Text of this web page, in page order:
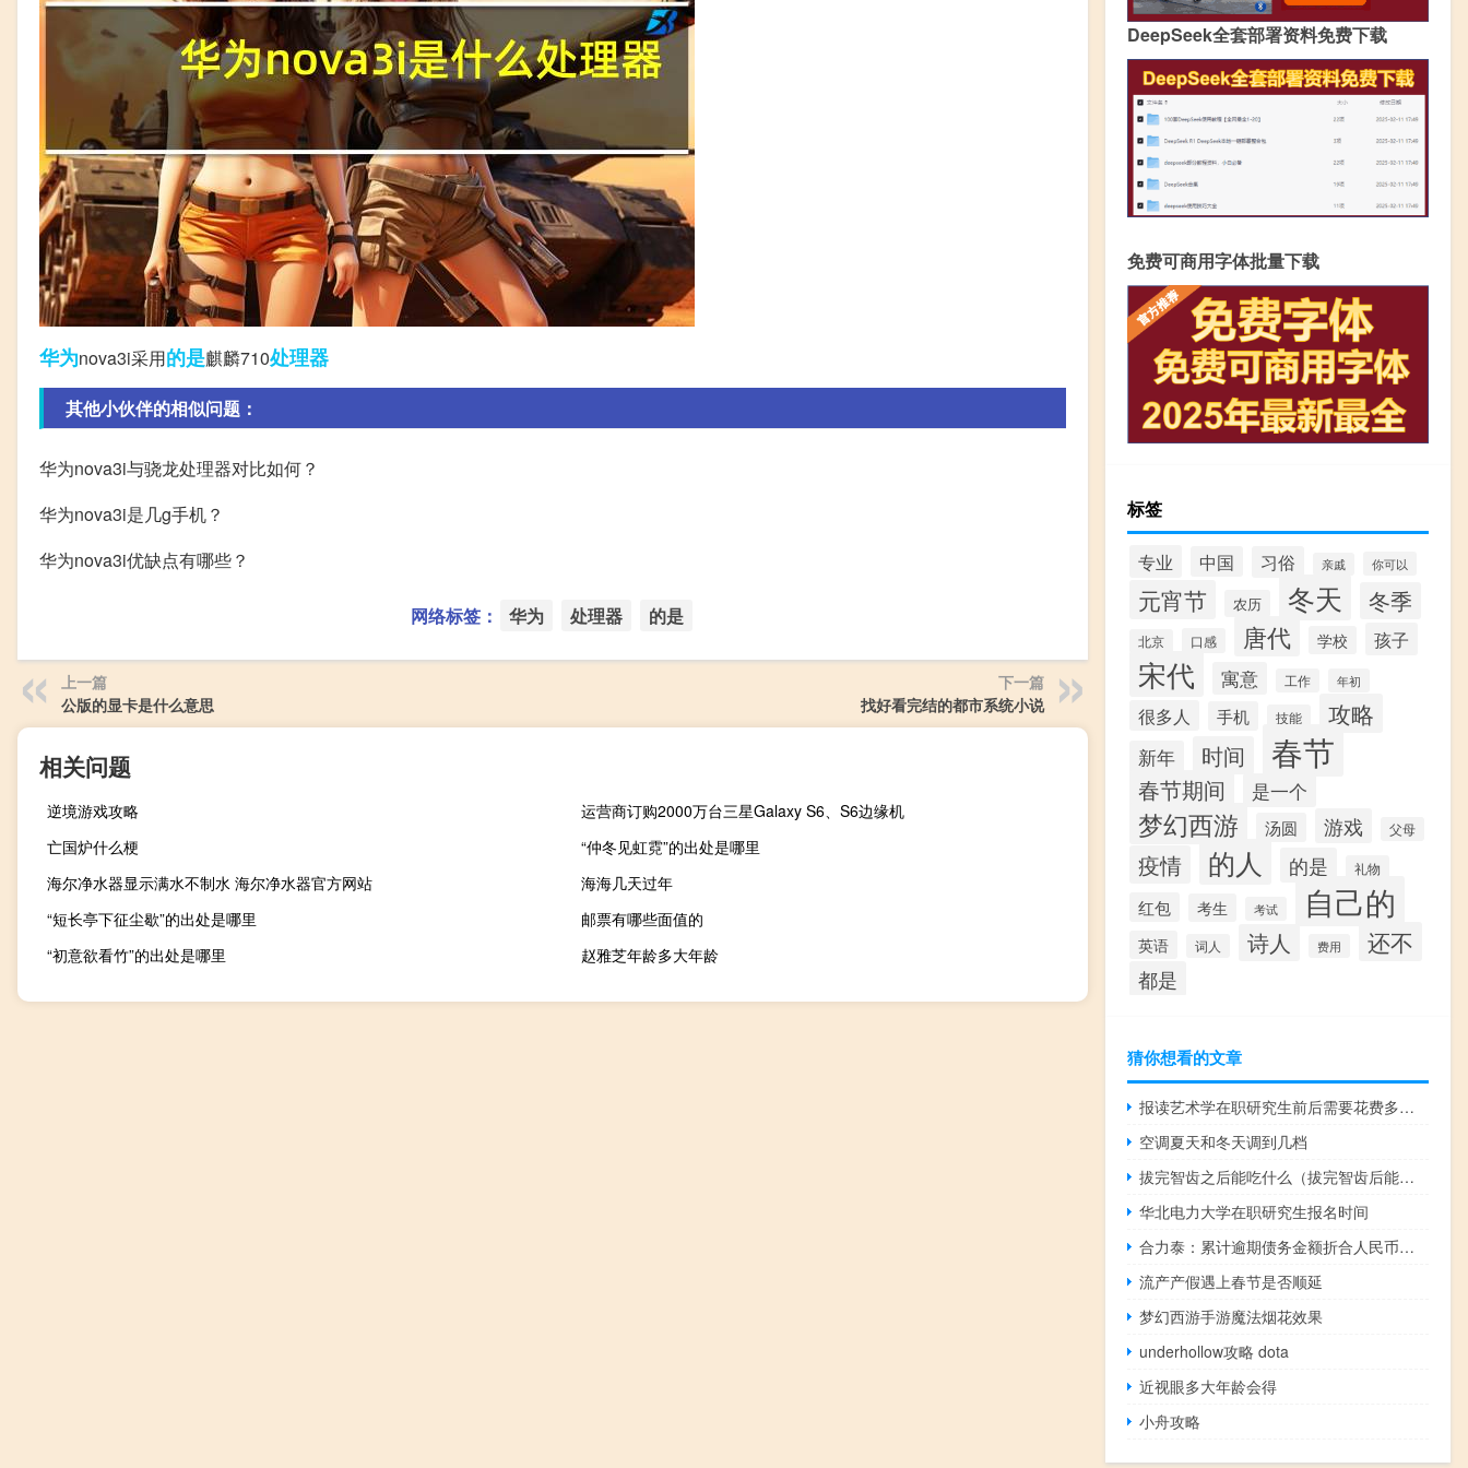
华为nova3i采用的是麒麟710处理器
其他小伙伴的相似问题：
华为nova3i与骁龙处理器对比如何？
华为nova3i是几g手机？
华为nova3i优缺点有哪些？
网络标签： 华为 处理器 的是
上一篇
公版的显卡是什么意思
下一篇
找好看完结的都市系统小说
相关问题
逆境游戏攻略
运营商订购2000万台三星Galaxy S6、S6边缘机
亡国炉什么梗
“仲冬见虹霓”的出处是哪里
海尔净水器显示满水不制水 海尔净水器官方网站
海海几天过年
“短长亭下征尘歇”的出处是哪里
邮票有哪些面值的
“初意欲看竹”的出处是哪里
赵雅芝年龄多大年龄
DeepSeek全套部署资料免费下载
免费可商用字体批量下载
标签
专业 中国 习俗 亲戚 你可以
元宵节 农历 冬天 冬季
北京 口感 唐代 学校 孩子
宋代 寓意 工作 年初
很多人 手机 技能 攻略
新年 时间 春节
春节期间 是一个
梦幻西游 汤圆 游戏 父母
疫情 的人 的是 礼物
红包 考生 考试 自己的
英语 词人 诗人 费用 还不
都是
猜你想看的文章
报读艺术学在职研究生前后需要花费多少钱
空调夏天和冬天调到几档
拔完智齿之后能吃什么（拔完智齿后能吃啥）
华北电力大学在职研究生报名时间
合力泰：累计逾期债务金额折合人民币为11.85亿元
流产产假遇上春节是否顺延
梦幻西游手游魔法烟花效果
underhollow攻略 dota
近视眼多大年龄会得
小舟攻略